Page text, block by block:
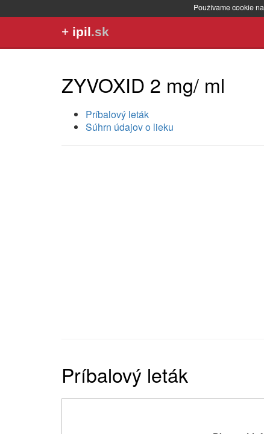
Používame cookie
+ ipil.sk
ZYVOXID 2 mg/ ml
Príbalový leták
Súhrn údajov o lieku
Príbalový leták